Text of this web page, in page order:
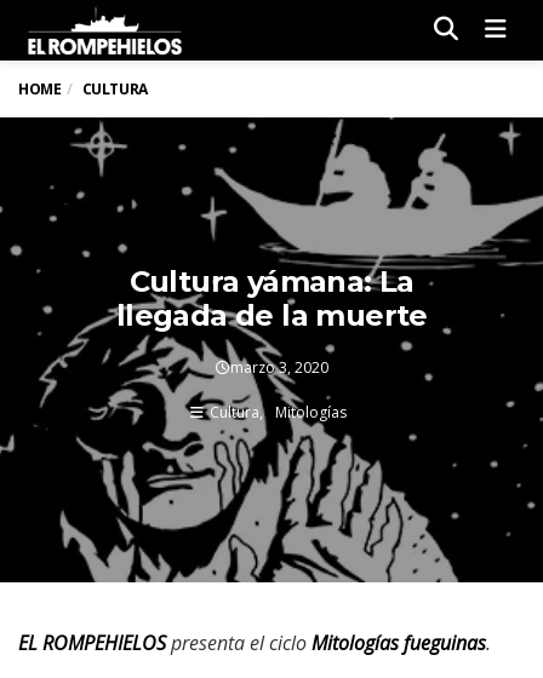
HOME CULTURA
Cultura yámana: La
llegada de la muerte
marzo 3, 2020
Cultura Mitologías
EL ROMPEHIELOSpresenta el cicloMitologías fueguinas.